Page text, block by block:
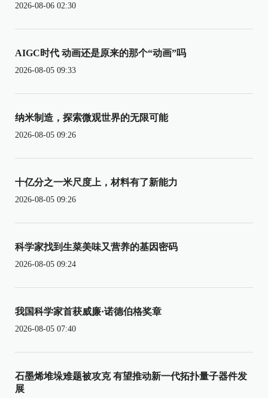
2026-08-06 02:30
AIGC时代 动画还是原来的那个“动画”吗
2026-08-05 09:33
纳米制造，探索微观世界的无限可能
2026-08-05 09:26
十亿分之一米尺度上，材料有了新能力
2026-08-05 09:26
科学家找到生菜美味又营养的基因密码
2026-08-05 09:24
我国科学家首获威廉·诺德伯格奖章
2026-08-05 07:40
石墨烯堆垛难题被攻克 有望推动新一代拓扑量子器件发
展